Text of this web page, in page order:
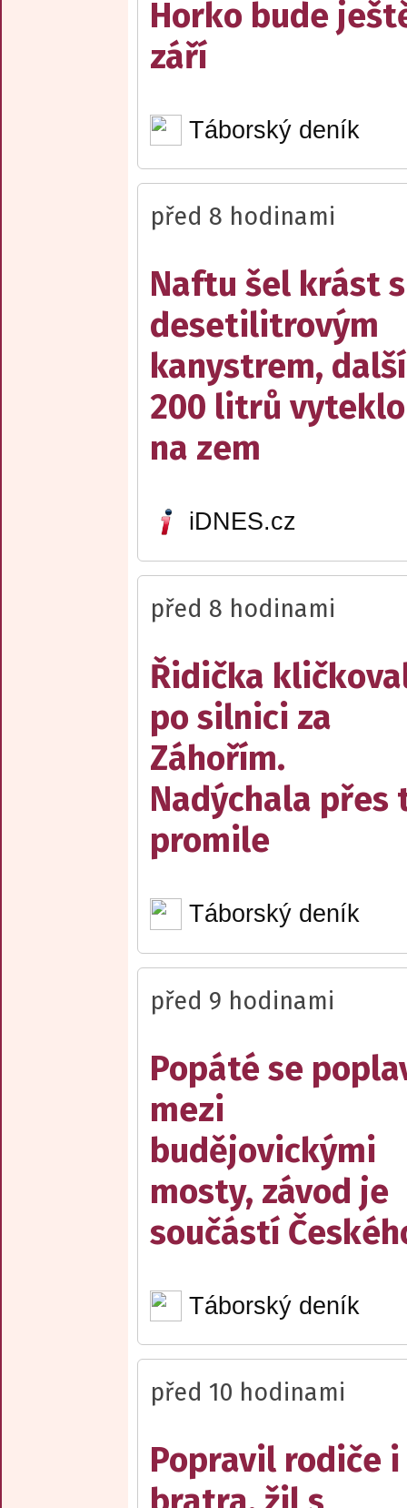
Horko bude
září
Táborský deník
před 8 hodinami
Naftu šel krást s
desetilitrovým
kanystrem,
200 litrů vyteklo
na zem
iDNES.cz
před 8 hodinami
Řidička
po silnici za
Záhořím.
Nadýchala přes
promile
Táborský deník
před 9 hodinami
Popáté se
mezi
budějovickými
mosty, závod je
součástí
Táborský deník
před 10 hodinami
Popravil rodiče i